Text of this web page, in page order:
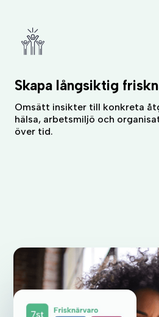
Skapa långsiktig
Omsätt insikter till konkreta
hälsa, arbetsmiljö och
över tid.